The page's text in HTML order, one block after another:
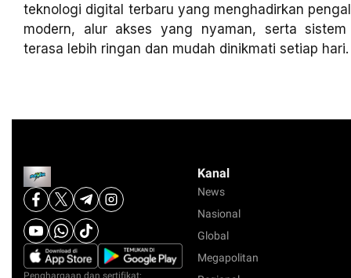
teknologi digital terbaru yang menghadirkan
modern, alur akses yang nyaman, serta
terasa lebih ringan dan mudah dinikmati setiap hari.
Penghargaan dan sertifikat:
Kanal
News
Nasional
Global
Megapolitan